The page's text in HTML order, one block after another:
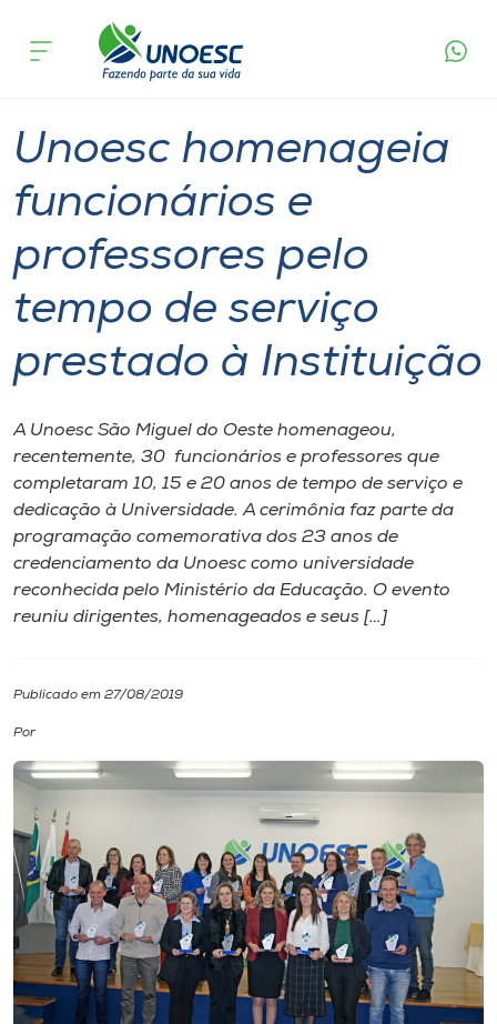
Cursos
Pesquisa
Atendimento ao Estudante
Portal de Ensino
A
Internacionalização
I.nova
Diplomados
Biblioteca
Editora
Rádio
Museu
acontece
Unoesc homenageia
funcionários e
professores pelo
tempo de serviço
prestado à Instituição
A Unoesc São Miguel do Oeste homenageou,
recentemente, 30 funcionários e professores que
completaram 10, 15 e 20 anos de tempo de serviço e
dedicação à Universidade. A cerimônia faz parte da
programação comemorativa dos 23 anos de
credenciamento da Unoesc como universidade
reconhecida pelo Ministério da Educação. O evento
reuniu dirigentes, homenageados e seus […]
Publicado em 27/08/2019
Por